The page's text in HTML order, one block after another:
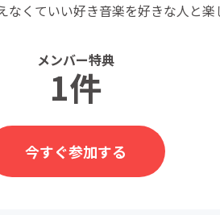
なくていい好き音楽を好きな人と
メンバー特典
1件
今すぐ参加する